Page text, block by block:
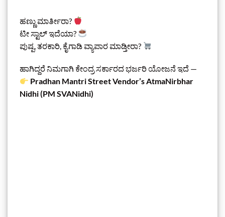
ಹಣ್ಣು ಮಾರ್ತೀರಾ?
ಟೀ ಸ್ಟಾಲ್ ಇದೆಯಾ?
ಪುಷ್ಪ, ತರಕಾರಿ, ಕೈಗಾಡಿ ವ್ಯಾಪಾರ ಮಾಡ್ತೀರಾ?
ಹಾಗಿದ್ದರೆ ನಿಮಗಾಗಿ ಕೇಂದ್ರ ಸರ್ಕಾರದ ಭರ್ಜರಿ ಯೋಜನೆ ಇದೆ —
Pradhan Mantri Street Vendor’s AtmaNirbhar
Nidhi (PM SVANidhi)